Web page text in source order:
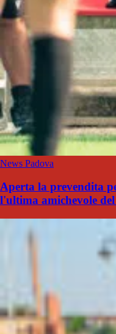
News Padova
Aperta la prevendita
l'ultima amichevole